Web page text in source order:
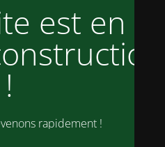
est en
!
rapidement !